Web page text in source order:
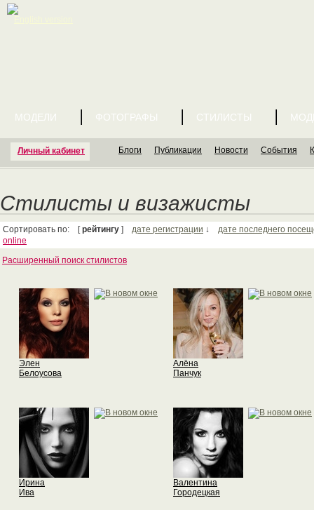
Личный кабинет
МОДЕЛИ ФОТОГРАФЫ СТИЛИСТЫ
Блоги Публикации Новости События
Стилисты и визажисты
Сортировать по: [рейтингу ] дате регистрации ↓ дате последнего
online
Расширенный поиск стилистов
Элен
Белоусова
Алёна
Панчук
Ирина
Ива
Валентина
Городецкая